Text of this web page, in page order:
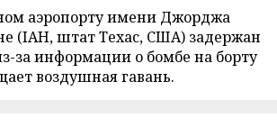
аэропорту имени Джорджа
(IAH, штат Техас, США) задержан
за информации о бомбе на борту
воздушная гавань.